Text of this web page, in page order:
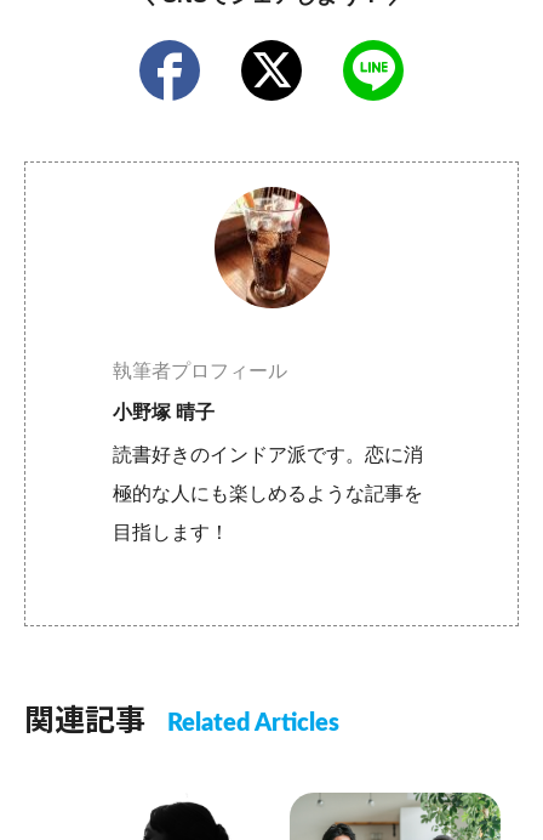
執筆者プロフィール
小野塚 晴子
読書好きのインドア派です。恋に消
極的な人にも楽しめるような記事を
目指します！
関連記事 Related Articles